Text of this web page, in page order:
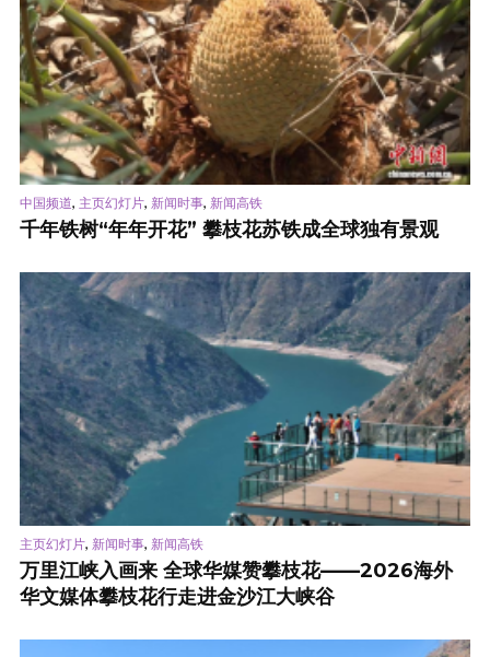
中国频道, 主页幻灯片, 新闻时事, 新闻高铁
千年铁树“年年开花” 攀枝花苏铁成全球独有景观
主页幻灯片, 新闻时事, 新闻高铁
万里江峡入画来 全球华媒赞攀枝花——2026海外
华文媒体攀枝花行走进金沙江大峡谷